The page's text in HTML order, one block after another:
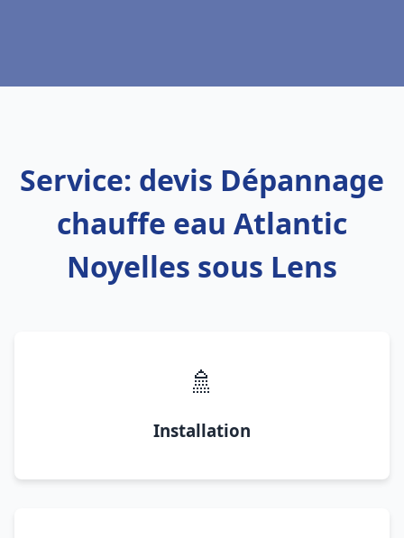
Service: devis Dépannage
chauffe eau Atlantic
Noyelles sous Lens
🚿
Installation